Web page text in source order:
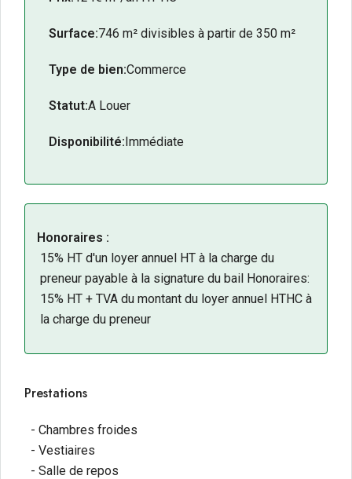
d’enseignes nationales locomotives (LIDL, La
disponibles sur site.
350 m² et aménagement potentiel d’une terrasse.
optimisant l’exploitation.
Surface:746 m² divisibles à partir de 350 m²
Type de bien:Commerce
Statut:A Louer
Disponibilité:Immédiate
Honoraires :
15% HT d'un loyer annuel HT à la charge du
preneur payable à la signature du bail Honoraires:
15% HT + TVA du montant du loyer annuel HTHC à
la charge du preneur
Prestations
- Chambres froides
- Vestiaires
- Salle de repos